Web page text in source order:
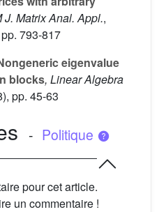
J. Matrix Anal. Appl.,
793-817
eigenvalue
blocks, Linear Algebra
pp. 45-63
- Politique
pour cet article.
un commentaire !